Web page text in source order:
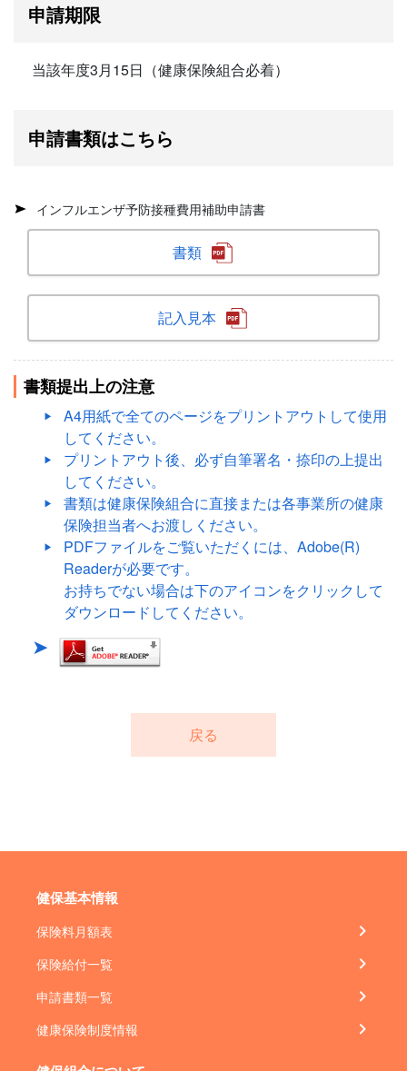
申請期限
当該年度3月15日（健康保険組合必着）
申請書類はこちら
インフルエンザ予防接種費用補助申請書
書類
記入見本
書類提出上の注意
A4用紙で全てのページをプリントアウトして使用
してください。
プリントアウト後、必ず自筆署名・捺印の上提出
してください。
書類は健康保険組合に直接または各事業所の健康
保険担当者へお渡しください。
PDFファイルをご覧いただくには、Adobe(R)
Readerが必要です。
お持ちでない場合は下のアイコンをクリックして
ダウンロードしてください。
戻る
健保基本情報
保険料月額表
保険給付一覧
申請書類一覧
健康保険制度情報